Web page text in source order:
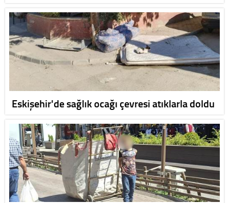
Eskişehir'de sağlık ocağı çevresi atıklarla doldu